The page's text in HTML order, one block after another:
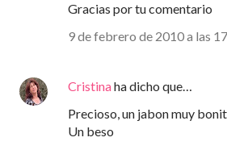
Gracias por tu comentario
9 de febrero de 2010 a las
Cristinaha dicho que…
Precioso, un jabon muy
Un beso